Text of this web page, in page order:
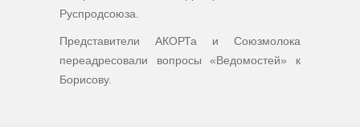
Руспродсоюза.
Представители АКОРТа и Союзмолока
переадресовали вопросы «Ведомостей» к
Борисову.